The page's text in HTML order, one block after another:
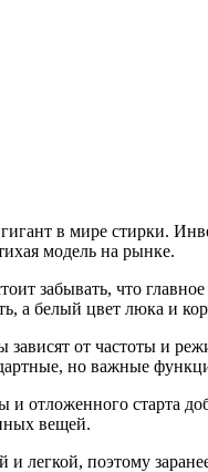
в мире стирки.
модель на рынке.
забывать, что
а белый цвет люка и
зависят от частоты и
но важные
старта
вещей.
легкой, поэтому